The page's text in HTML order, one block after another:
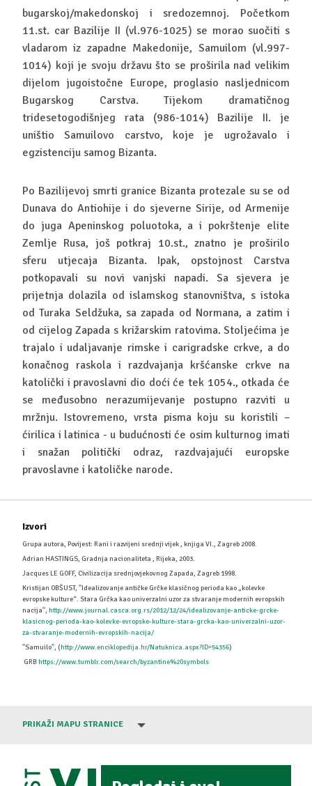
bugarskoj/makedonskoj i sredozemnoj. Početkom
11.st. car Bazilije II (vl.976-1025) se morao suočiti s
vladarom iz zapadne Makedonije, Samuilom (vl.997-
1014) koji je svoju državu što se proširila nad velikim
dijelom jugoistočne Europe, proglasio nasljednicom
Bugarskog Carstva. Tijekom dramatičnog
tridesetogodišnjeg rata (986-1014) Bazilije II. je
uništio Samuilovo carstvo, koje je ugrožavalo i
egzistenciju samog Bizanta.
Po Bazilijevoj smrti granice Bizanta protezale su se od
Dunava do Antiohije i do sjeverne Sirije, od Armenije
do juga Apeninskog poluotoka, a i pokrštenje elite
Zemlje Rusa, još potkraj 10.st., znatno je proširilo
sferu utjecaja Bizanta. Ipak, opstojnost Carstva
potkopavali su novi vanjski napadi. Sa sjevera je
prijetnja dolazila od islamskog stanovništva, s istoka
od Turaka Seldžuka, sa zapada od Normana, a zatim i
od cijelog Zapada s križarskim ratovima. Stoljećima je
trajalo i udaljavanje rimske i carigradske crkve, a do
konačnog raskola i razdvajanja kršćanske crkve na
katolički i pravoslavni dio doći će tek 1054., otkada će
se međusobno nerazumijevanje postupno razviti u
mržnju. Istovremeno, vrsta pisma koju su koristili –
ćirilica i latinica - u budućnosti će osim kulturnog imati
i snažan politički odraz, razdvajajući europske
pravoslavne i katoličke narode.
Izvori
Grupa autora, Povijest: Rani i razvijeni srednji vijek , knjiga VI., Zagreb 2008.
Adrian HASTINGS, Gradnja nacionaliteta , Rijeka, 2003.
Jacques LE GOFF, Civilizacija srednjovjekovnog Zapada, Zagreb 1998.
Kristijan OBŠUST, ''Idealizovanje antičke Grčke klasičnog perioda kao „kolevke
evropske kulture“. Stara Grčka kao univerzalni uzor za stvaranje modernih evropskih
nacija'', http://www.journal.casca.org.rs/2012/12/24/idealizovanje-anticke-grcke-
klasicnog-perioda-kao-kolevke-evropske-kulture-stara-grcka-kao-univerzalni-uzor-
za-stvaranje-modernih-evropskih-nacija/
''Samuilo'', (http://www.enciklopedija.hr/Natuknica.aspx?ID=54356)
GRBhttps://www.tumblr.com/search/byzantine%20symbols
PRIKAŽI MAPU STRANICE